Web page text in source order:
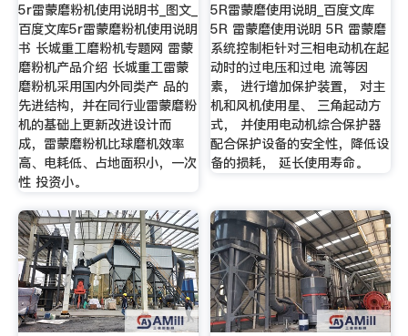
5r雷蒙磨粉机使用说明书_图文_
百度文库5r雷蒙磨粉机使用说明
书 长城重工磨粉机专题网 雷蒙
磨粉机产品介绍 长城重工雷蒙
磨粉机采用国内外同类产 品的
先进结构，并在同行业雷蒙磨粉
机的基础上更新改进设计而
成，雷蒙磨粉机比球磨机效率
高、电耗低、占地面积小，一次
性 投资小。
5R雷蒙磨使用说明_百度文库
5R 雷蒙磨使用说明 5R 雷蒙磨
系统控制柜针对三相电动机在起
动时的过电压和过电 流等因
素， 进行增加保护装置， 对主
机和风机使用星、 三角起动方
式， 并使用电动机综合保护器
配合保护设备的安全性，降低设
备的损耗， 延长使用寿命。